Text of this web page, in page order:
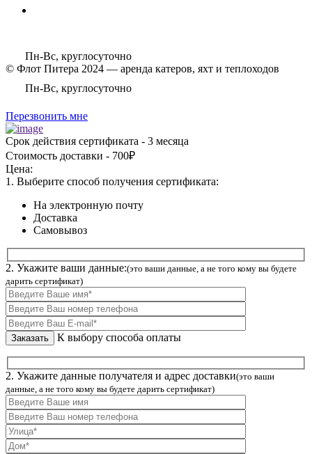
Пн-Вс, круглосуточно
© Флот Питера 2024 — аренда катеров, яхт и теплоходов
Пн-Вс, круглосуточно
Перезвонить мне
Срок действия сертификата - 3 месяца
Стоимость доставки - 700₽
Цена:
1. Выберите способ получения сертификата:
На электронную почту
Доставка
Самовывоз
2. Укажите ваши данные:(это ваши данные, а не того кому вы будете
дарить сертификат)
К выбору способа оплаты
2. Укажите данные получателя и адрес доставки(это ваши
данные, а не того кому вы будете дарить сертификат)